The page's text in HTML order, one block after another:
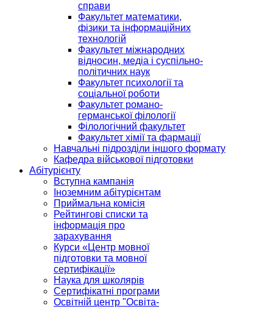
справи
Факультет математики,
фізики та інформаційних
технологій
Факультет міжнародних
відносин, медіа і суспільно-
політичних наук
Факультет психології та
соціальної роботи
Факультет романо-
германської філології
Філологічний факультет
Факультет хімії та фармації
Навчальні підрозділи іншого формату
Кафедра військової підготовки
Абітурієнту
Вступна кампанія
Іноземним абітурієнтам
Приймальна комісія
Рейтингові списки та
інформація про
зарахування
Курси «Центр мовної
підготовки та мовної
сертифікації»
Наука для школярів
Сертифікатні програми
Освітній центр "Освіта-